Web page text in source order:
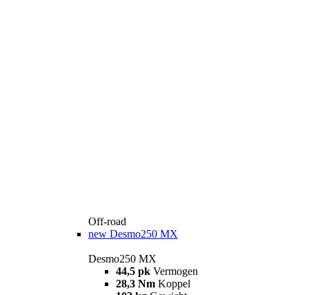
Off-road
new Desmo250 MX
Desmo250 MX
44,5 pk Vermogen
28,3 Nm Koppel